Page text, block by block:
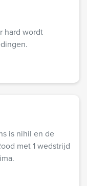
hard wordt
is nihil en de
met 1 wedstrijd